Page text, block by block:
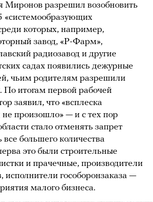
Миронов разрешил возобновить
«системообразующих
которых, например,
завод, «Р-Фарм»,
радиозавод и другие
садах появились дежурные
чьим родителям разрешили
По итогам первой рабочей
заявил, что «всплеска
не произошло» — и с тех пор
стало отменять запрет
все большего количества
это были строительные
и прачечные, производители
исполнители гособоронзаказа —
малого бизнеса.